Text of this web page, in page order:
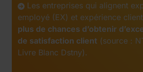
Les entreprises qui alignent
employé (EX) et expérience
plus de chances d’obtenir
de satisfaction client (source :
Livre Blanc Dstny).